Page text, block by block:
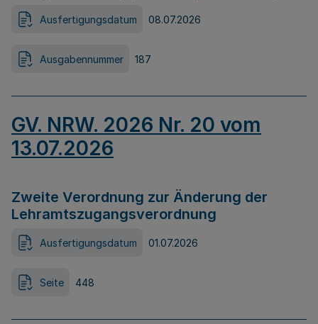
Ausfertigungsdatum 08.07.2026
Ausgabennummer 187
GV. NRW. 2026 Nr. 20 vom
13.07.2026
Zweite Verordnung zur Änderung der
Lehramtszugangsverordnung
Ausfertigungsdatum 01.07.2026
Seite 448